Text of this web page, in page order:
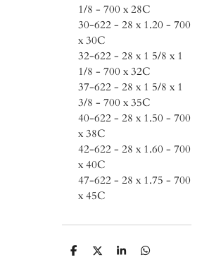
1/8 - 700 x 28C
30-622 - 28 x 1.20 - 700
x 30C
32-622 - 28 x 1 5/8 x 1
1/8 - 700 x 32C
37-622 - 28 x 1 5/8 x 1
3/8 - 700 x 35C
40-622 - 28 x 1.50 - 700
x 38C
42-622 - 28 x 1.60 - 700
x 40C
47-622 - 28 x 1.75 - 700
x 45C
D
D
S
D